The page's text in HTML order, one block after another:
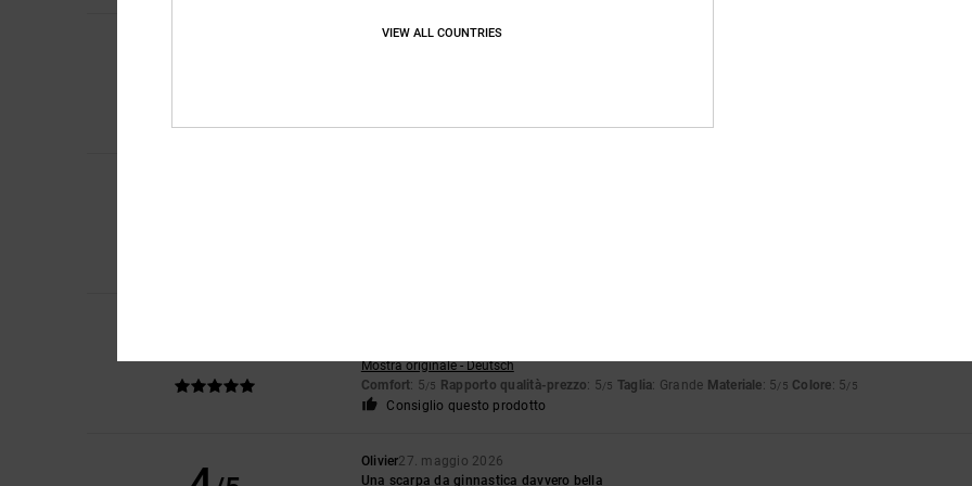
Ramon1. luglio 2026
Consiglio questo prodotto
Mostra originale - Deutsch
Comfort: 5/5 Rapporto qualità-prezzo: 5/5 Taglia: Grande Materiale: 5/5 Colore: 5/5
Consiglio questo prodotto
Olivier27. maggio 2026
Una scarpa da ginnastica davvero bella
VIEW ALL COUNTRIES